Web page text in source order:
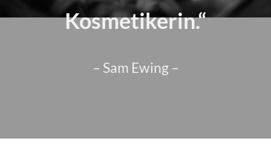
Kosmetikerin.“
– Sam Ewing –